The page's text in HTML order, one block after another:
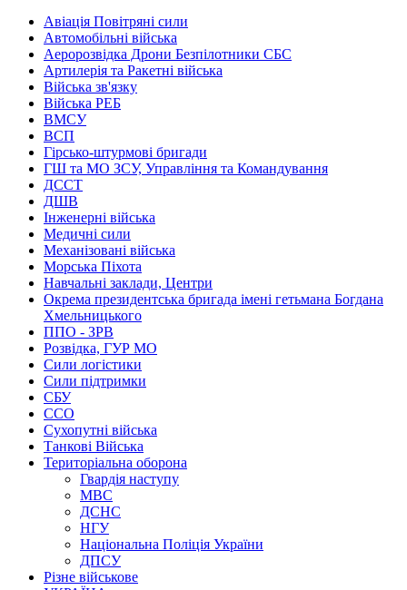
Авіація Повітряні сили
Автомобільні війська
Аеророзвідка Дрони Безпілотники СБС
Артилерія та Ракетні війська
Війська зв'язку
Війська РЕБ
ВМСУ
ВСП
Гірсько-штурмові бригади
ГШ та МО ЗСУ, Управління та Командування
ДССТ
ДШВ
Інженерні війська
Медичні сили
Механізовані війська
Морська Піхота
Навчальні заклади, Центри
Окрема президентська бригада імені гетьмана Богдана
Хмельницького
ППО - ЗРВ
Розвідка, ГУР МО
Сили логістики
Сили підтримки
СБУ
ССО
Сухопутні війська
Танкові Війська
Територіальна оборона
Гвардія наступу
МВС
ДСНС
НГУ
Національна Поліція України
ДПСУ
Різне військове